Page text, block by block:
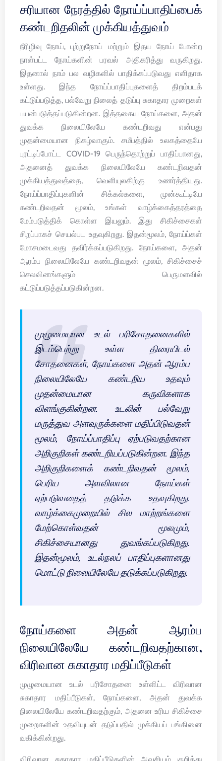
சரியான நேரத்தில் நோய்ப்பாதிப்பைக்
கண்டறிதலின் முக்கியத்துவம்
நீரிழிவு நோய், புற்றுநோய் மற்றும் இதய நோய் போன்ற
நாள்பட்ட நோய்களின் பரவல் அதிகரித்து வருகிறது.
இதனால் நாம் பல வழிகளில் பாதிக்கப்படுவது எளிதாக
உள்ளது. இந்த நோய்ப்பாதிப்புகளைத் திறம்படக்
கட்டுப்படுத்த, பல்வேறு நிலைத் தடுப்பு சுகாதார முறைகள்
பயன்படுத்தப்படுகின்றன. இத்தகைய நோய்களை, அதன்
துவக்க நிலையிலேயே கண்டறிவது என்பது
முதன்மையான நிகழ்வாகும். சமீபத்தில் உலகத்தையே
புரட்டிப்போட்ட COVID-19 பெருந்தொற்றுப் பாதிப்பானது,
அதனைத் துவக்க நிலையிலேயே கண்டறிவதன்
முக்கியத்துவத்தை, வெளியுலகிற்கு உணர்த்தியது.
நோய்ப்பாதிப்புகளின் சிக்கல்களை, முன்கூட்டியே
கண்டறிவதன் மூலம், உங்கள் வாழ்க்கைத்தரத்தை
மேம்படுத்திக் கொள்ள இயலும். இது சிகிச்சைகள்
சிறப்பாகச் செயல்பட உதவுகிறது. இதன்மூலம், நோய்ப்கள்
மோசமடைவது தவிர்க்கப்படுகிறது. நோய்களை, அதன்
ஆரம்ப நிலையிலேயே கண்டறிவதன் மூலம், சிகிச்சைச்
செலவினங்களும் பெருமளவில்
கட்டுப்படுத்தப்படுகின்றன.
முழுமையான உடல் பரிசோதனைகளில்
இடம்பெற்று உள்ள திரையிடல்
சோதனைகள், நோய்களை அதன் ஆரம்ப
நிலையிலேயே கண்டறிய உதவும்
முதன்மையான கருவிகளாக
விளங்குகின்றன. உடலின் பல்வேறு
மருத்துவ அளவுருக்களை மதிப்பிடுவதன்
மூலம், நோய்ப்பாதிப்பு ஏற்படுவதற்கான
அறிகுறிகள் கண்டறியப்படுகின்றன. இந்த
அறிகுறிகளைக் கண்டறிவதன் மூலம்,
பெரிய அளவிலான நோய்கள்
ஏற்படுவதைத் தடுக்க உதவுகிறது.
வாழ்க்கைமுறையில் சில மாற்றங்களை
மேற்கொள்வதன் மூலமும்,
சிகிச்சையானது துவங்கப்படுகிறது.
இதன்மூலம், உடல்நலப் பாதிப்புகளானது
மொட்டு நிலையிலேயே தடுக்கப்படுகிறது.
நோய்களை அதன் ஆரம்ப
நிலையிலேயே கண்டறிவதற்கான,
விரிவான சுகாதார மதிப்பீடுகள்
முழுமையான உடல் பரிசோதனை உள்ளிட்ட விரிவான
சுகாதார மதிப்பீடுகள், நோய்களை, அதன் துவக்க
நிலையிலேயே கண்டறிவதற்கும், அதனை உரிய சிகிச்சை
முறைகளின் உதவியுடன் தடுப்பதில் முக்கியப் பங்கினை
வகிக்கின்றது.